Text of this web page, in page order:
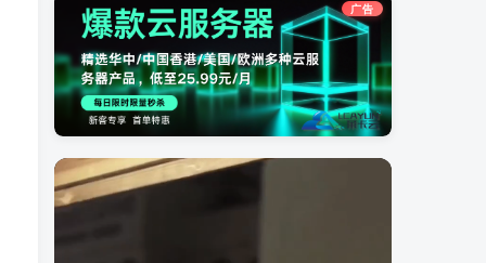
广告